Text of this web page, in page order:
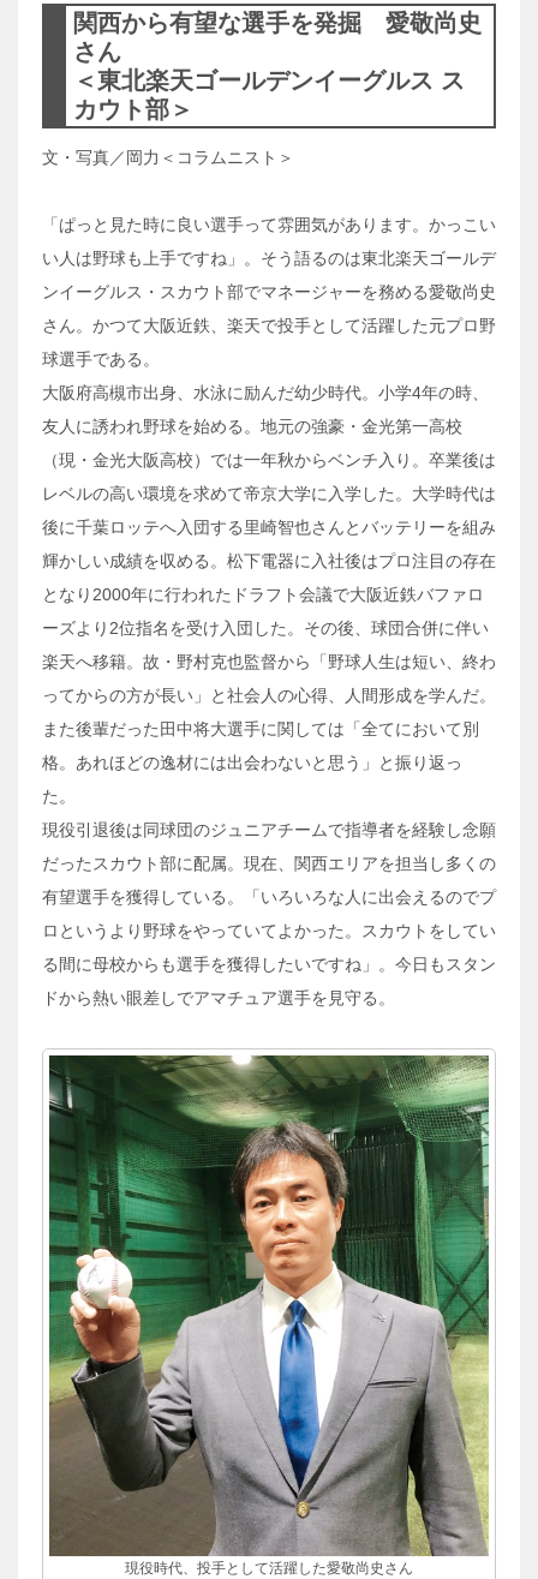
関西から有望な選手を発掘 愛敬尚史
さん
＜東北楽天ゴールデンイーグルス ス
カウト部＞
文・写真／岡力＜コラムニスト＞
「ぱっと見た時に良い選手って雰囲気があります。かっこい
い人は野球も上手ですね」。そう語るのは東北楽天ゴールデ
ンイーグルス・スカウト部でマネージャーを務める愛敬尚史
さん。かつて大阪近鉄、楽天で投手として活躍した元プロ野
球選手である。
大阪府高槻市出身、水泳に励んだ幼少時代。小学4年の時、
友人に誘われ野球を始める。地元の強豪・金光第一高校
（現・金光大阪高校）では一年秋からベンチ入り。卒業後は
レベルの高い環境を求めて帝京大学に入学した。大学時代は
後に千葉ロッテへ入団する里崎智也さんとバッテリーを組み
輝かしい成績を収める。松下電器に入社後はプロ注目の存在
となり2000年に行われたドラフト会議で大阪近鉄バファロ
ーズより2位指名を受け入団した。その後、球団合併に伴い
楽天へ移籍。故・野村克也監督から「野球人生は短い、終わ
ってからの方が長い」と社会人の心得、人間形成を学んだ。
また後輩だった田中将大選手に関しては「全てにおいて別
格。あれほどの逸材には出会わないと思う」と振り返っ
た。
現役引退後は同球団のジュニアチームで指導者を経験し念願
だったスカウト部に配属。現在、関西エリアを担当し多くの
有望選手を獲得している。「いろいろな人に出会えるのでプ
ロというより野球をやっていてよかった。スカウトをしてい
る間に母校からも選手を獲得したいですね」。今日もスタン
ドから熱い眼差しでアマチュア選手を見守る。
現役時代、投手として活躍した愛敬尚史さん